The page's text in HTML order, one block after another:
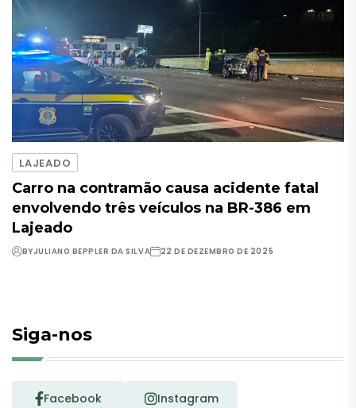
LAJEADO
Carro na contramão causa acidente fatal
envolvendo três veículos na BR-386 em
Lajeado
BYJULIANO BEPPLER DA SILVA 22 DE DEZEMBRO DE 2025
Siga-nos
Facebook Instagram